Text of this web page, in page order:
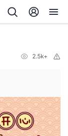
2.5k+